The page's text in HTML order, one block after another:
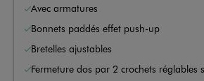
Avec armatures
Bonnets paddés effet push-up
Bretelles ajustables
Fermeture dos par 2 crochets réglables